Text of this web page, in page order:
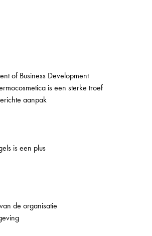
of Business Development
is een sterke troef
aanpak
is een plus
de organisatie